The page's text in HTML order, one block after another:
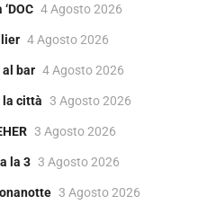
4 Agosto 2026
4 Agosto 2026
al bar 4 Agosto 2026
la città 3 Agosto 2026
3 Agosto 2026
la 3 3 Agosto 2026
3 Agosto 2026